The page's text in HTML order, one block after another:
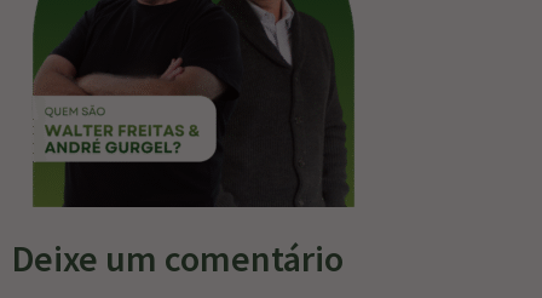
Deixe um comentário